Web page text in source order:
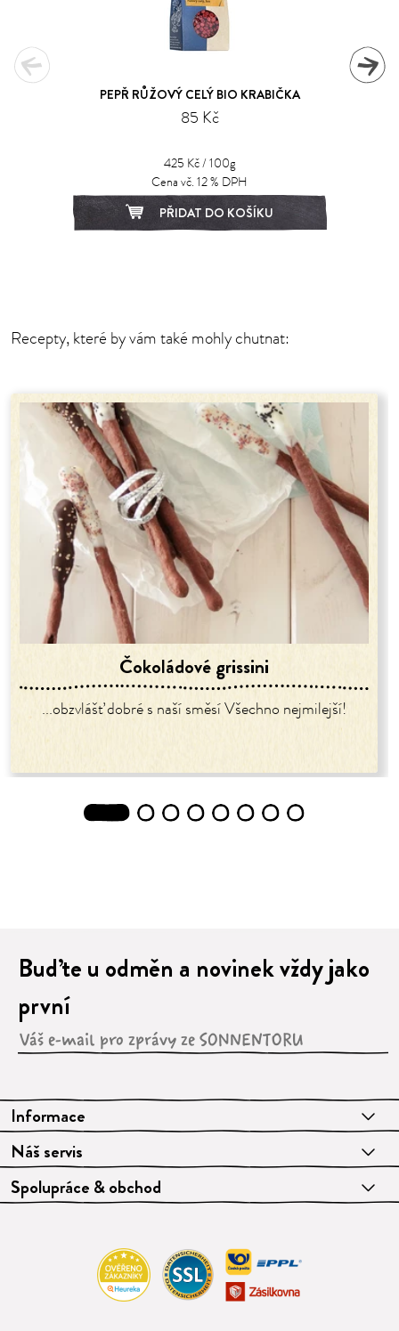
PEPŘ RŮŽOVÝ CELÝ BIO KRABIČKA
85 Kč
425 Kč / 100g
Cena vč. 12 % DPH
PŘIDAT DO KOŠÍKU
Recepty, které by vám také mohly chutnat:
Čokoládové grissini
...obzvlášť dobré s naší směsí Všechno nejmilejší!
2 3 4 5 6 7 8
Informace
Náš servis
Spolupráce & obchod
Buďte u odměn a novinek vždy jako
první